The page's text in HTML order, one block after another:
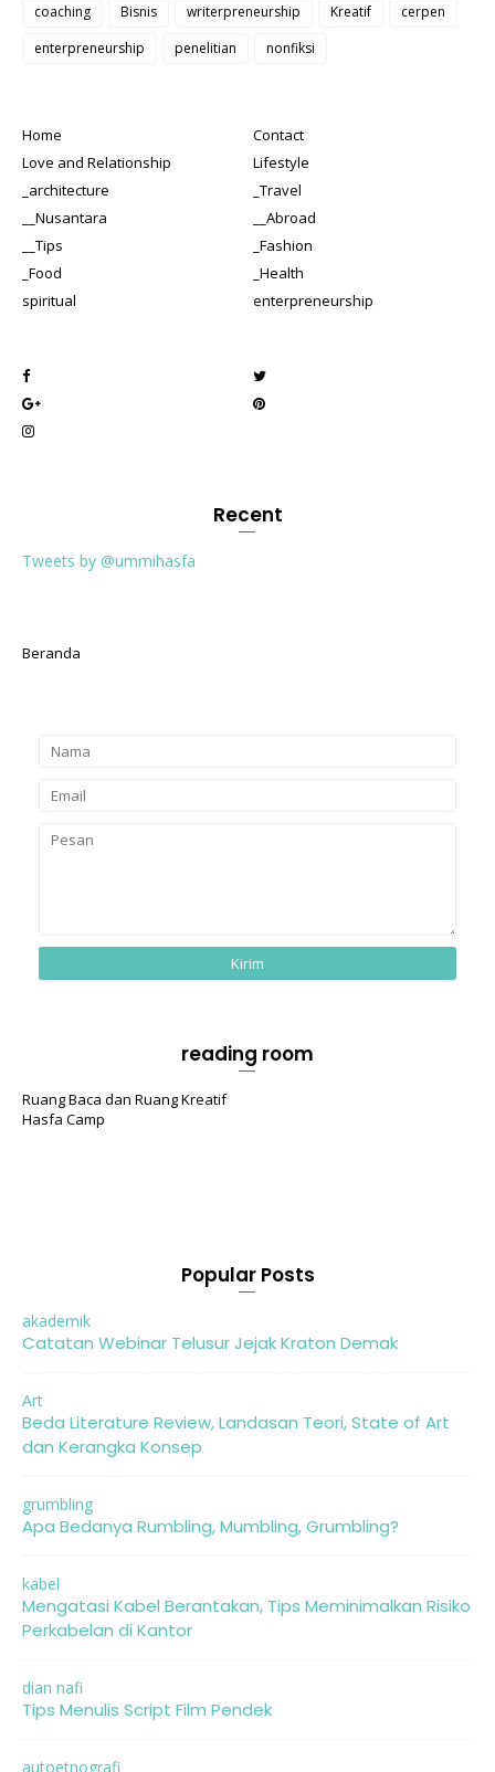
coaching
Bisnis writerpreneurship Kreatif
cerpen
enterpreneurship
penelitian nonfiksi
Home
Contact
Love and Relationship
Lifestyle
_architecture
_Travel
__Nusantara
__Abroad
__Tips
_Fashion
_Food
_Health
spiritual
enterpreneurship
Recent
Tweets by @ummihasfa
Beranda
reading room
Ruang Baca dan Ruang Kreatif
Hasfa Camp
Popular Posts
akademik
Catatan Webinar Telusur Jejak Kraton Demak
Art
Beda Literature Review, Landasan Teori, State of Art
dan Kerangka Konsep
grumbling
Apa Bedanya Rumbling, Mumbling, Grumbling?
kabel
Mengatasi Kabel Berantakan, Tips Meminimalkan Risiko
Perkabelan di Kantor
dian nafi
Tips Menulis Script Film Pendek
autoetnografi